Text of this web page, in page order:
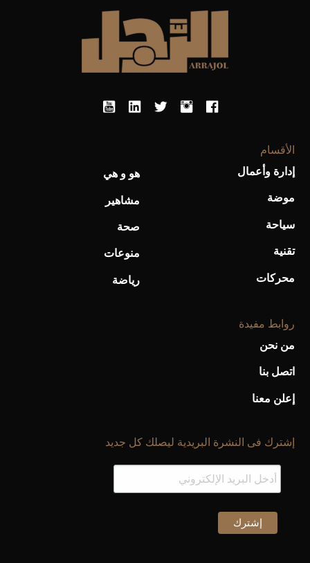
الأقسام
إدارة وأعمال
موضة
سياحة
تقنية
محركات
هو و هي
مشاهير
صحة
منوعات
رياضة
روابط مفيدة
من نحن
اتصل بنا
إعلن معنا
إشترك فى النشرة البريدية ليصلك كل جديد